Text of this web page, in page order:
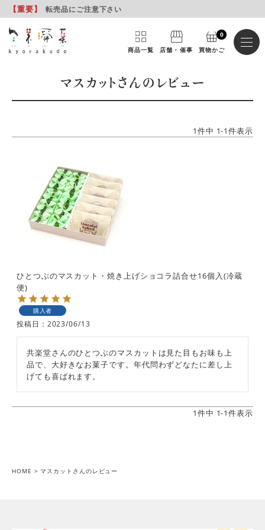
【重要】 転売品にご注意下さい
商品一覧 店舗・催事 買物かご
0
マスカットさんのレビュー
1件中 1-1件表示
ひとつぶのマスカット・焼き上げショコラ詰合せ16個入(冷蔵
便)
購入者
投稿日 2023/06/13
共楽堂さんのひとつぶのマスカットは見た目もお味も上
品で、大好きなお菓子です。年代問わずどなたに差し上
げても喜ばれます。
1件中 1-1件表示
HOME マスカットさんのレビュー